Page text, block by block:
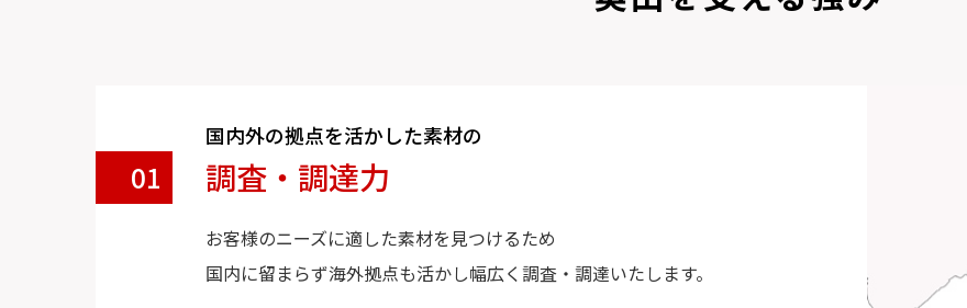
国内外の拠点を活かした素材の
調査・調達力
お客様のニーズに適した素材を見つけるため
国内に留まらず海外拠点も活かし幅広く調査・調達いたします。
01